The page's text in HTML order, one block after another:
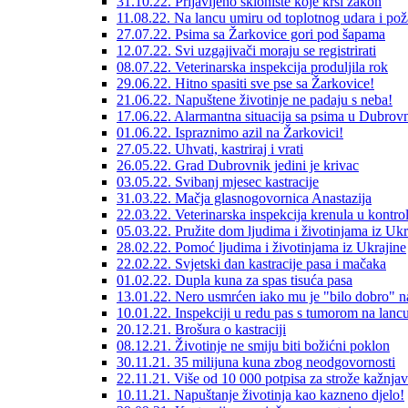
11.08.22. Na lancu umiru od toplotnog udara i
27.07.22. Psima sa Žarkovice gori pod šapama
12.07.22. Svi uzgajivači moraju se registrirati
08.07.22. Veterinarska inspekcija produljila rok
29.06.22. Hitno spasiti sve pse sa Žarkovice!
21.06.22. Napuštene životinje ne padaju s neba!
17.06.22. Alarmantna situacija sa psima u
01.06.22. Ispraznimo azil na Žarkovici!
27.05.22. Uhvati, kastriraj i vrati
26.05.22. Grad Dubrovnik jedini je krivac
03.05.22. Svibanj mjesec kastracije
31.03.22. Mačja glasnogovornica Anastazija
22.03.22. Veterinarska inspekcija krenula u
05.03.22. Pružite dom ljudima i životinjama iz
28.02.22. Pomoć ljudima i životinjama iz Ukrajine
22.02.22. Svjetski dan kastracije pasa i mačaka
01.02.22. Dupla kuna za spas tisuća pasa
13.01.22. Nero usmrćen iako mu je "bilo dobro"
10.01.22. Inspekciji u redu pas s tumorom na lancu
20.12.21. Brošura o kastraciji
08.12.21. Životinje ne smiju biti božićni poklon
30.11.21. 35 milijuna kuna zbog neodgovornosti
22.11.21. Više od 10 000 potpisa za strože
10.11.21. Napuštanje životinja kao kazneno djelo!